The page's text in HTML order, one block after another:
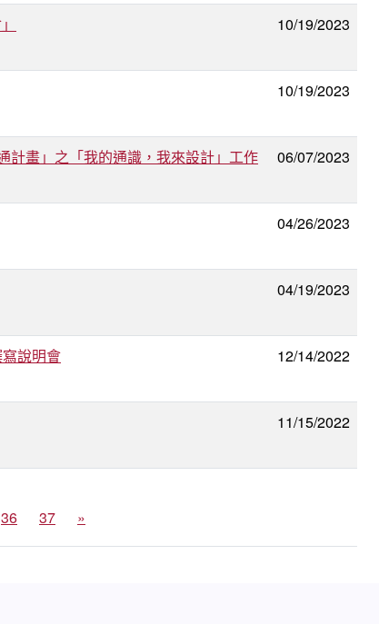
10/19/2023
10/19/2023
計畫」之「我的通識，我來設計」工作
06/07/2023
04/26/2023
04/19/2023
說明會 12/14/2022
11/15/2022
36 37 »